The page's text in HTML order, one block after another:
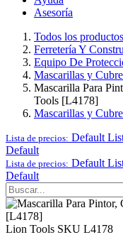
Asesoría
Todos los productos
Ferretería Y
Equipo De
Mascarillas y
Mascarilla Para
Tools [L4178]
Mascarillas y
Lista de precios: Default
Default
Lista de precios: Default
Default
Lion Tools SKU L4178